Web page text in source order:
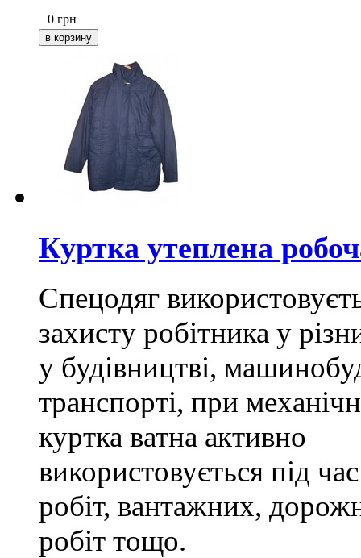
0 грн
Куртка утеплена
Спецодяг
захисту робітника у
у будівництві,
транспорті, при
куртка ватна активно
використовується під
робіт, вантажних,
робіт тощо.